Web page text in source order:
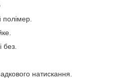
полімер.
без.
натискання.